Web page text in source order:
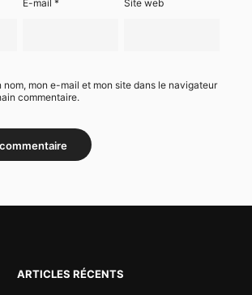
E-mail* Site web
nom, mon e-mail et mon site dans le navigateur
commentaire.
ARTICLES RÉCENTS